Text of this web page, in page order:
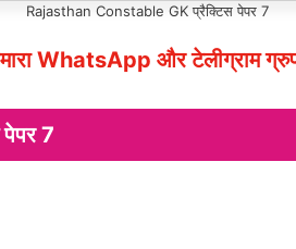
Rajasthan Constable GK प्रैक्टिस पेपर 7
WhatsApp और टेलीग्राम
7